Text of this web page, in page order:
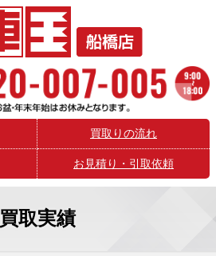
買取りの流れ
お見積り・引取依頼
買取実績